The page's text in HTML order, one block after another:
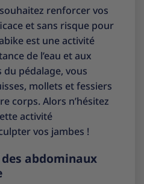
renforcer vos
et sans risque pour
est une activité
de l’eau et aux
pédalage, vous
mollets et fessiers
corps. Alors n’hésitez
activité
vos jambes !
abdominaux